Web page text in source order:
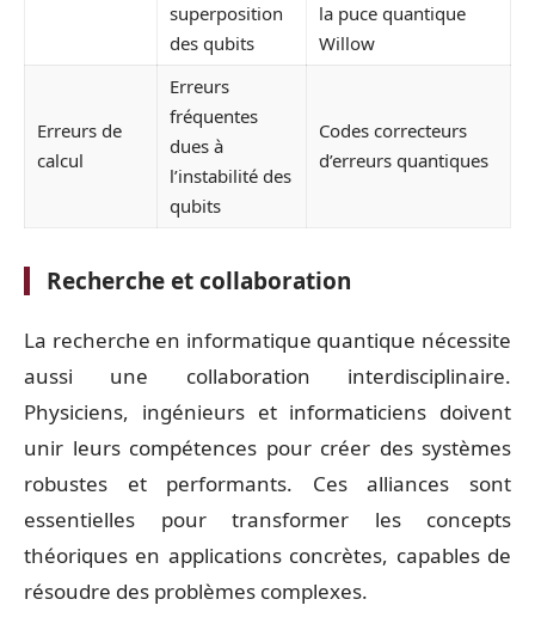
superposition
des qubits
la puce quantique
Willow
Erreurs de
calcul
Erreurs
fréquentes
dues à
l’instabilité des
qubits
Codes correcteurs
d’erreurs quantiques
Recherche et collaboration
La recherche en informatique quantique nécessite
aussi une collaboration interdisciplinaire.
Physiciens, ingénieurs et informaticiens doivent
unir leurs compétences pour créer des systèmes
robustes et performants. Ces alliances sont
essentielles pour transformer les concepts
théoriques en applications concrètes, capables de
résoudre des problèmes complexes.